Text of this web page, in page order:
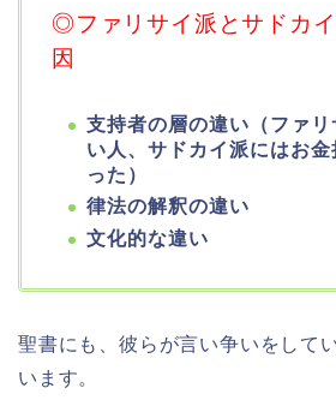
◎ファリサイ派とサドカ
因
支持者の層の違い（ファリ
い人、 サドカイ派にはお
った）
律法の解釈の違い
文化的な違い
聖書にも、彼らが言い争いをして
います。